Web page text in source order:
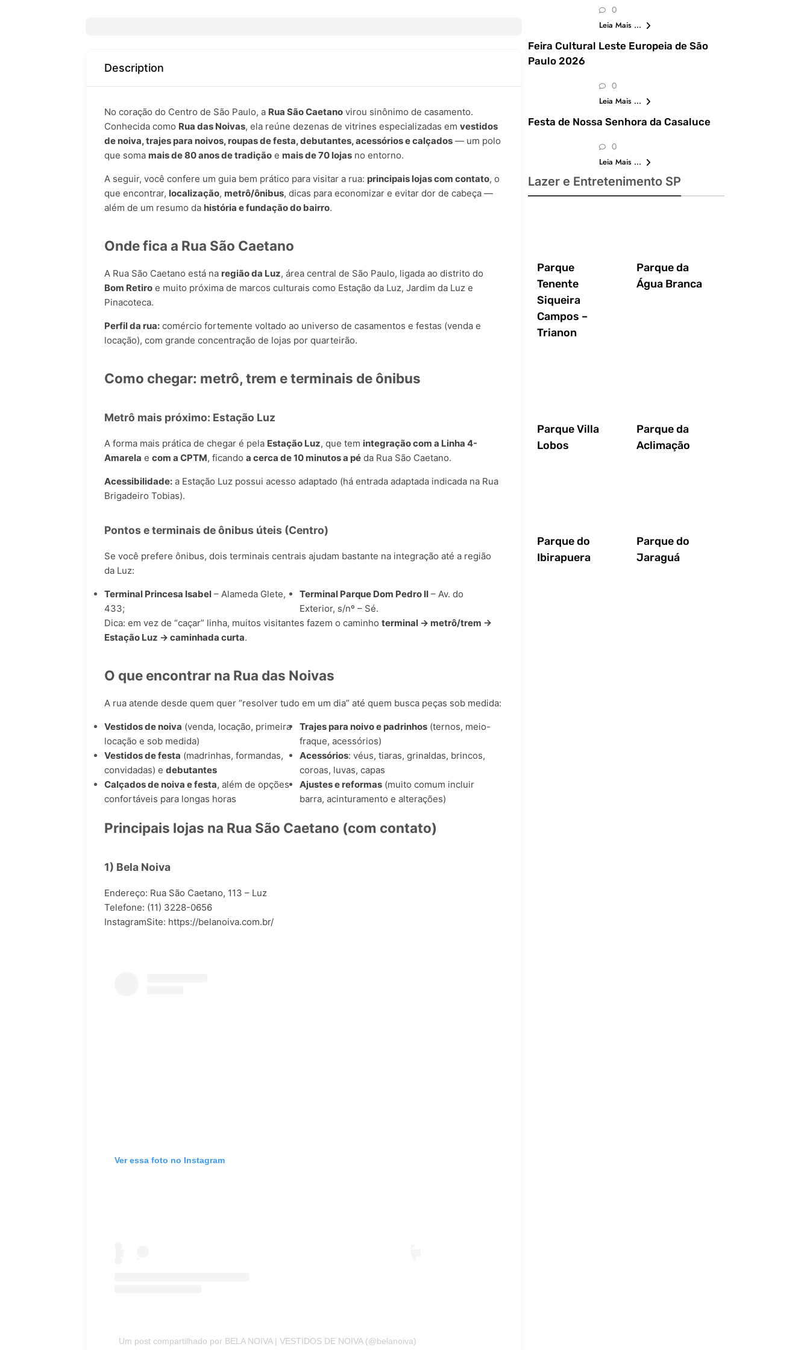
Description
No coração do Centro de São Paulo, a Rua São Caetano virou sinônimo de casamento.
Conhecida como Rua das Noivas, ela reúne dezenas de vitrines especializadas em vestidos
de noiva, trajes para noivos, roupas de festa, debutantes, acessórios e calçados — um polo
que soma mais de 80 anos de tradição e mais de 70 lojas no entorno.
A seguir, você confere um guia bem prático para visitar a rua: principais lojas com contato, o
que encontrar, localização, metrô/ônibus, dicas para economizar e evitar dor de cabeça —
além de um resumo da história e fundação do bairro.
Onde fica a Rua São Caetano
A Rua São Caetano está na região da Luz, área central de São Paulo, ligada ao distrito do
Bom Retiro e muito próxima de marcos culturais como Estação da Luz, Jardim da Luz e
Pinacoteca.
Perfil da rua: comércio fortemente voltado ao universo de casamentos e festas (venda e
locação), com grande concentração de lojas por quarteirão.
Como chegar: metrô, trem e terminais de ônibus
Metrô mais próximo: Estação Luz
A forma mais prática de chegar é pela Estação Luz, que tem integração com a Linha 4-
Amarela e com a CPTM, ficando a cerca de 10 minutos a pé da Rua São Caetano.
Acessibilidade: a Estação Luz possui acesso adaptado (há entrada adaptada indicada na Rua
Brigadeiro Tobias).
Pontos e terminais de ônibus úteis (Centro)
Se você prefere ônibus, dois terminais centrais ajudam bastante na integração até a região
da Luz:
Terminal Princesa Isabel – Alameda Glete,
433;
Terminal Parque Dom Pedro II – Av. do
Exterior, s/nº – Sé.
Dica: em vez de “caçar” linha, muitos visitantes fazem o caminho terminal → metrô/trem →
Estação Luz → caminhada curta.
O que encontrar na Rua das Noivas
A rua atende desde quem quer “resolver tudo em um dia” até quem busca peças sob medida:
Vestidos de noiva (venda, locação, primeira
locação e sob medida)
Trajes para noivo e padrinhos (ternos, meio-
fraque, acessórios)
Vestidos de festa (madrinhas, formandas,
convidadas) e debutantes
Acessórios: véus, tiaras, grinaldas, brincos,
coroas, luvas, capas
Calçados de noiva e festa, além de opções
confortáveis para longas horas
Ajustes e reformas (muito comum incluir
barra, acinturamento e alterações)
Principais lojas na Rua São Caetano (com contato)
1) Bela Noiva
Endereço: Rua São Caetano, 113 – Luz
Telefone: (11) 3228-0656
InstagramSite: https://belanoiva.com.br/
Ver essa foto no Instagram
Um post compartilhado por BELA NOIVA | VESTIDOS DE NOIVA (@belanoiva)
Mundo,
exposições
0
Leia Mais ...
Feira Cultural Leste Europeia de São
Paulo 2026
0
Leia Mais ...
Festa de Nossa Senhora da Casaluce
0
Leia Mais ...
Lazer e Entretenimento SP
Parque
Tenente
Siqueira
Campos –
Trianon
Parque da
Água Branca
Parque Villa
Lobos
Parque da
Aclimação
Parque do
Ibirapuera
Parque do
Jaraguá